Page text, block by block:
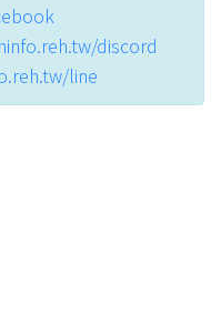
discord
line